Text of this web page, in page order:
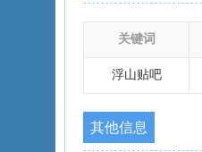
关键词
浮山贴吧
其他信息